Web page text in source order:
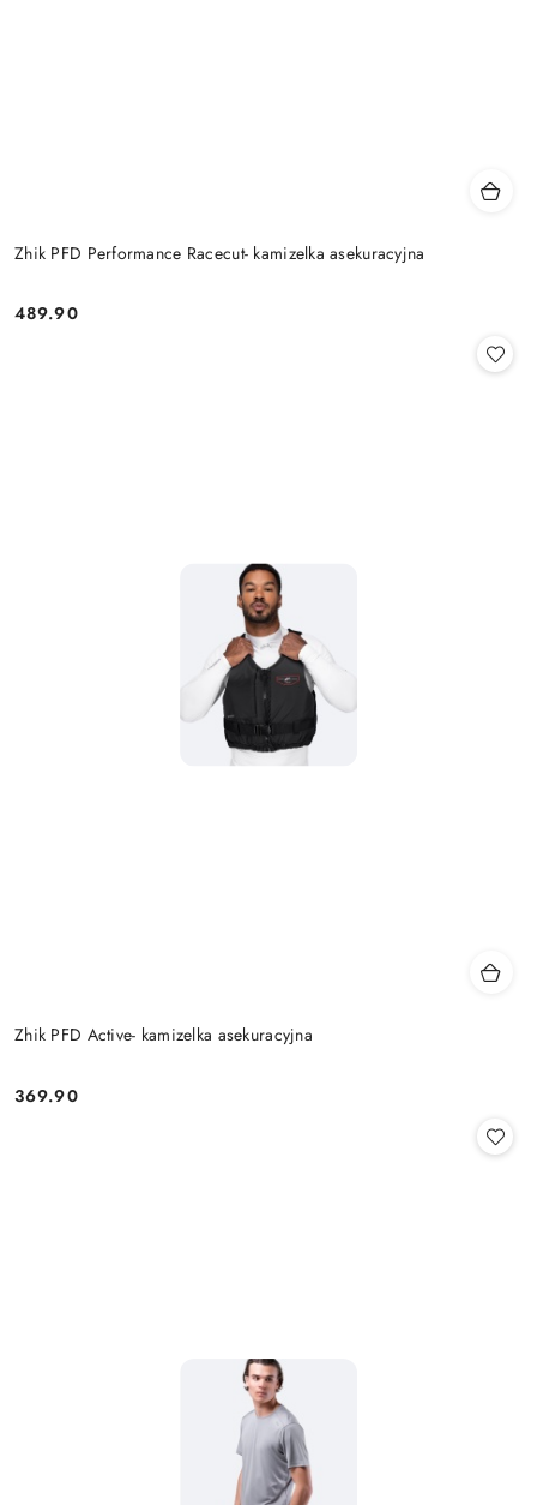
Zhik PFD Performance Racecut- kamizelka asekuracyjna
Cena:
489.90
Zhik PFD Active- kamizelka asekuracyjna
Cena:
369.90